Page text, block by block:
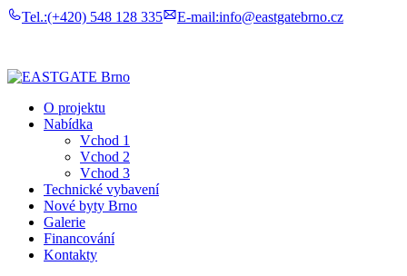
Tel.:(+420) 548 128 335 E-mail:info@eastgatebrno.cz
O projektu
Nabídka
Vchod 1
Vchod 2
Vchod 3
Technické vybavení
Nové byty Brno
Galerie
Financování
Kontakty